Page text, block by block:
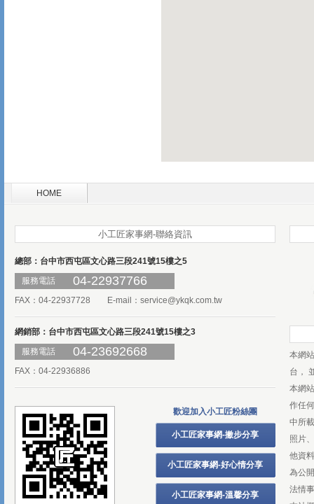
HOME
小工匠家事網-聯絡資訊
總部：台中市西屯區文心路三段241號15樓之5
服務電話
04-22937766
FAX：04-22937728 E-mail： service@ykqk.com.tw
網銷部：台中市西屯區文心路三段241號15樓之3
服務電話
04-23692668
FAX：04-22936886
歡迎加入小工匠粉絲團
小工匠家事網-撇步分享
小工匠家事網-好心情分享
小工匠家事網-溫馨分享
本網
台，
本網
作任
中所
照片
他資
為公
法情